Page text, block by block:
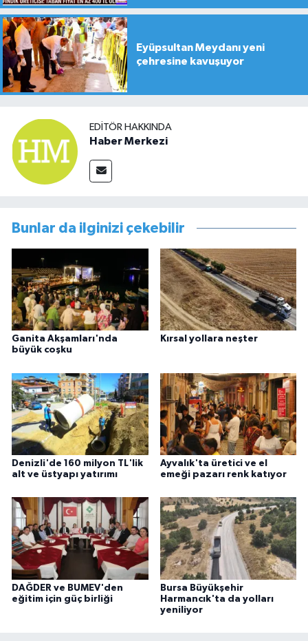
Eyüpsultan Meydanı yeni
çehresine kavuşuyor
EDITÖR HAKKINDA
Haber Merkezi
Bunlar da ilginizi çekebilir
Ganita Akşamları'nda
büyük coşku
Kırsal yollara neşter
Denizli'de 160 milyon TL'lik
alt ve üstyapı yatırımı
Ayvalık'ta üretici ve el
emeği pazarı renk katıyor
DAĞDER ve BUMEV'den
eğitim için güç birliği
Bursa Büyükşehir
Harmancık'ta da yolları
yeniliyor